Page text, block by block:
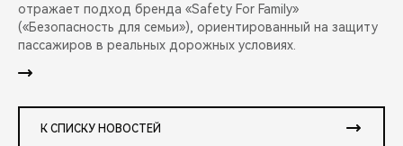
отражает подход бренда «Safety For Family»
(«Безопасность для семьи»), ориентированный на защиту
пассажиров в реальных дорожных условиях.
К СПИСКУ НОВОСТЕЙ